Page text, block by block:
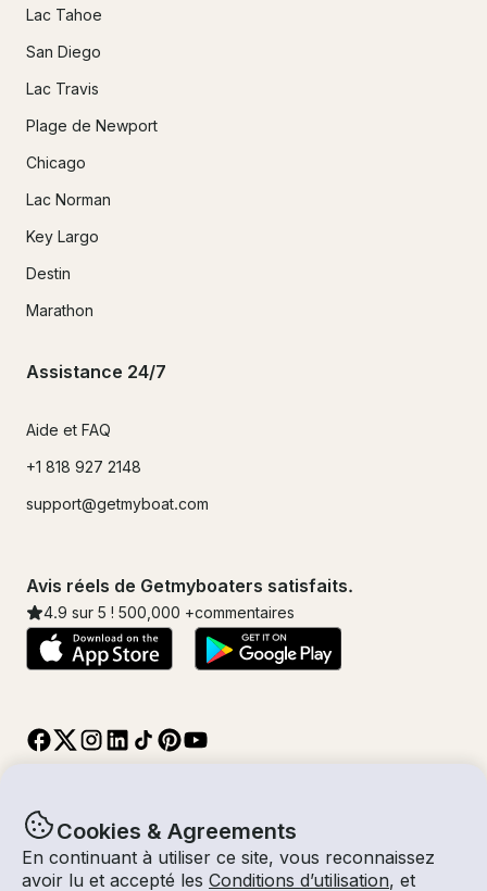
Cookies & Agreements
En continuant à utiliser ce site, vous reconnaissez
avoir lu et accepté les Conditions d’utilisation, et
Lac Tahoe
San Diego
Lac Travis
Plage de Newport
Chicago
Lac Norman
Key Largo
Destin
Marathon
Assistance 24/7
Aide et FAQ
+1 818 927 2148
support@getmyboat.com
Avis réels de Getmyboaters satisfaits.
4.9 sur 5 ! 500,000 +commentaires
© Getmyboat 2026TermesConfidentialité